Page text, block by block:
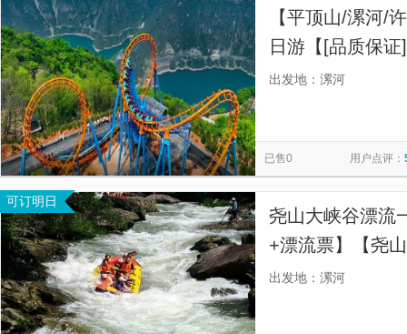
【平顶山/漯河/
日游【[品质保
5000+，好评高
出发地：漯河
已售0 用户点评：
可订明日
尧山大峡谷漂流
+漂流票】【尧
会随时调整发团
出发地：漯河